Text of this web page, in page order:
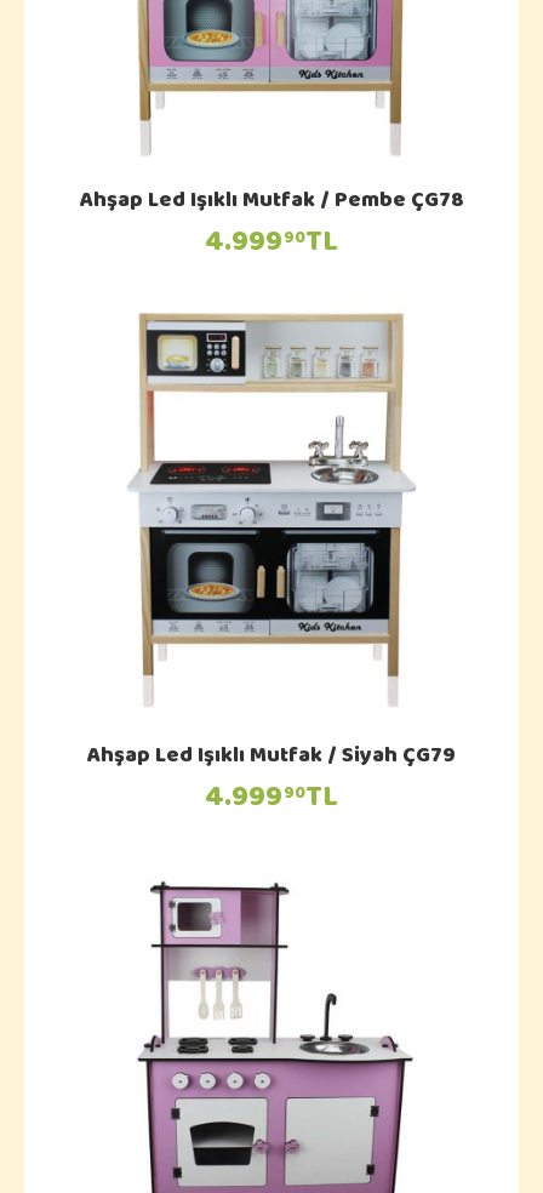
Ahşap Led Işıklı Mutfak / Pembe ÇG78
4.99990TL
Ahşap Led Işıklı Mutfak / Siyah ÇG79
4.99990TL